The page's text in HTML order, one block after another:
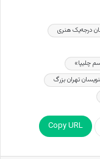
درجه‌یک هنری
چلیپا»
تهران بزرگ
Copy URL